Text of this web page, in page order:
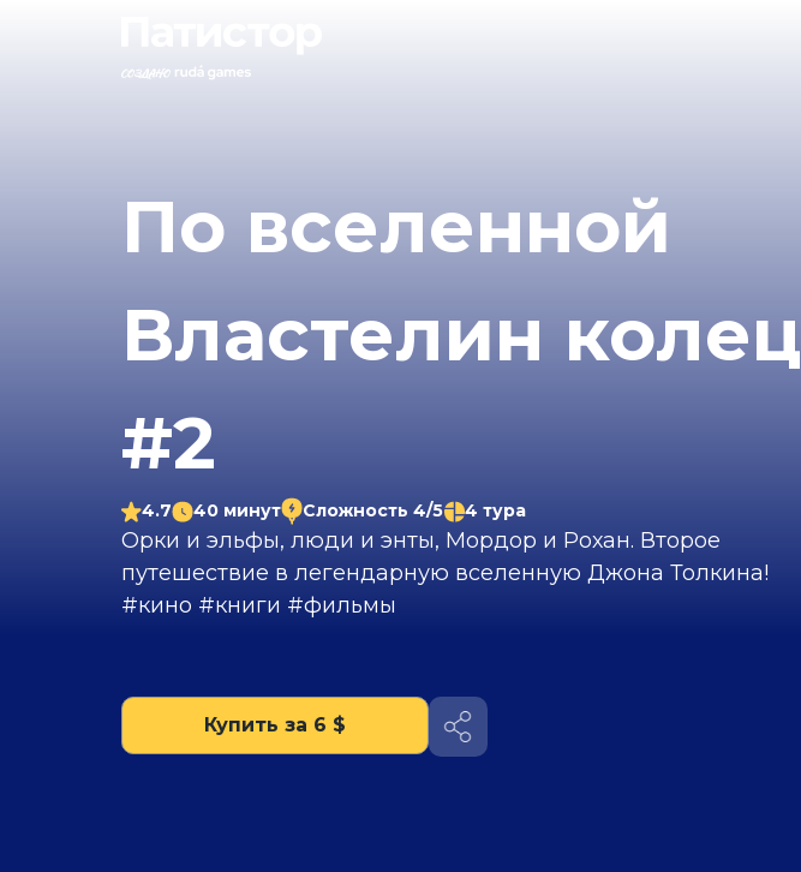
По вселенной
Властелин колец
#2
4.7 40 минут Сложность 4/5 4 тура
Орки и эльфы, люди и энты, Мордор и Рохан. Второе
путешествие в легендарную вселенную Джона Толкина!
#кино #книги #фильмы
Купить за 6 $